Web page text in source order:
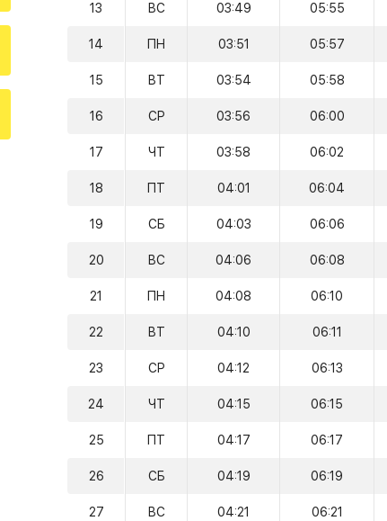
13 ВС 03:49 05:55
14 ПН 03:51 05:57
15 ВТ 03:54 05:58
16 СР 03:56 06:00
17 ЧТ 03:58 06:02
18 ПТ 04:01 06:04
19 СБ 04:03 06:06
20 ВС 04:06 06:08
21 ПН 04:08 06:10
22 ВТ 04:10 06:11
23 СР 04:12 06:13
24 ЧТ 04:15 06:15
25 ПТ 04:17 06:17
26 СБ 04:19 06:19
27 ВС 04:21 06:21